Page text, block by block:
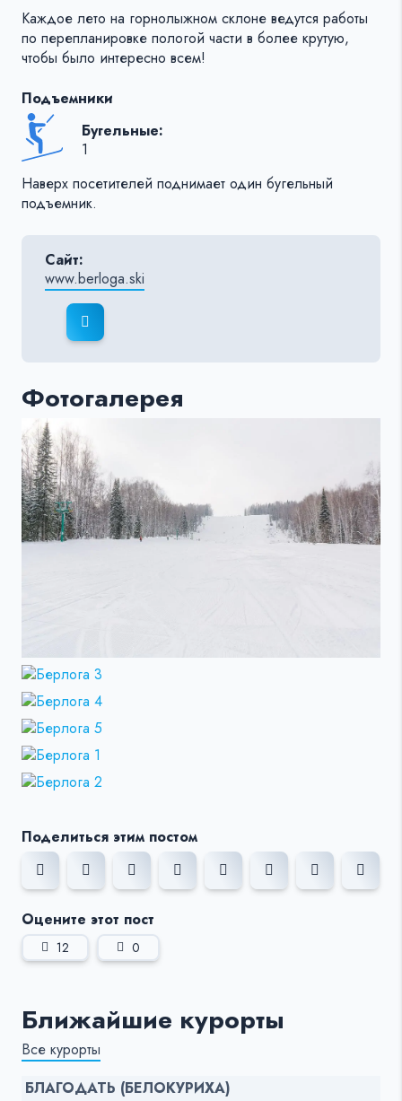
Каждое лето на горнолыжном склоне ведутся работы
по перепланировке пологой части в более крутую,
чтобы было интересно всем!
Подъемники
Бугельные:
1
Наверх посетителей поднимает один бугельный
подъемник.
Сайт:
www.berloga.ski
Фотогалерея
Поделиться этим постом
Оцените этот пост
12 0
Ближайшие курорты
Все курорты
БЛАГОДАТЬ (БЕЛОКУРИХА)